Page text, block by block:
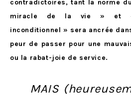
contradictoires, tant la norme
miracle de la vie » et «
inconditionnel » sera ancrée
peur de passer pour une
ou la rabat-joie de service.
MAIS